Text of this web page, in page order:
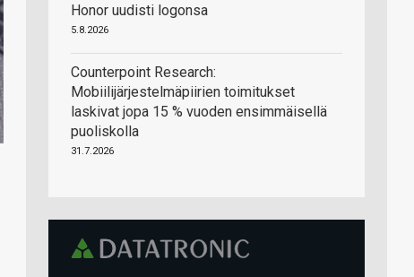
Honor uudisti logonsa
5.8.2026
Counterpoint Research:
Mobiilijärjestelmäpiirien toimitukset
laskivat jopa 15 % vuoden ensimmäisellä
puoliskolla
31.7.2026